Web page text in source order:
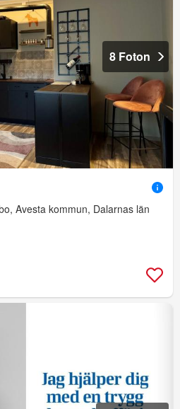
8 Foton
Avesta kommun, Dalarnas län